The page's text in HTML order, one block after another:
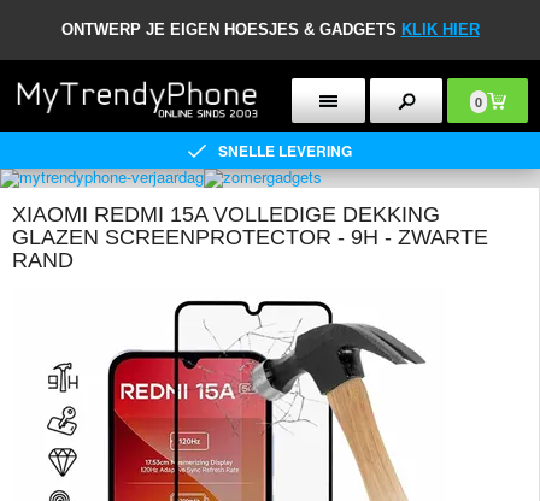
ONTWERP JE EIGEN HOESJES & GADGETS KLIK HIER
0
SNELLE LEVERING
XIAOMI REDMI 15A VOLLEDIGE DEKKING
GLAZEN SCREENPROTECTOR - 9H - ZWARTE
RAND